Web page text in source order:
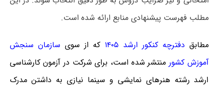
مطلب فهرست پیشنهادی منابع ارائه شده است.
مطابق دفترچه کنکور ارشد ۱۴۰۵ که از سوی سازمان سنجش
آموزش کشور منتشر شده است، برای شرکت در آزمون کارشناسی
ارشد رشته هنرهای نمایشی و سینما نیازی به داشتن مدرک